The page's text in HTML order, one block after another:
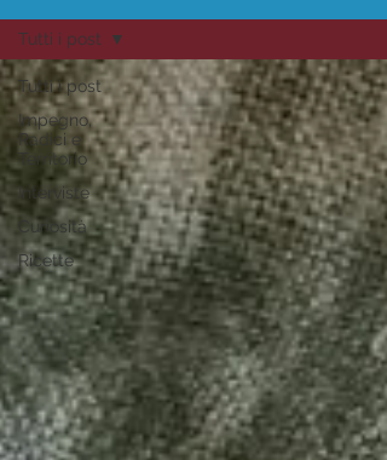
Tutti i post
Impegno,
Radici e
Territorio
Interviste
Curiosità
Ricette
Tutti i post